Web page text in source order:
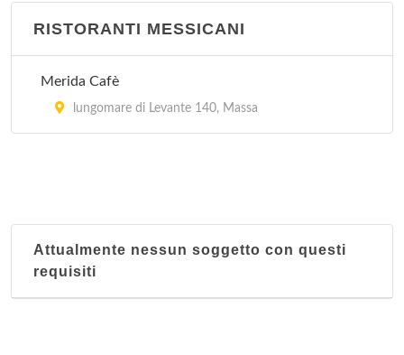
RISTORANTI MESSICANI
Merida Cafè
lungomare di Levante 140, Massa
Attualmente nessun soggetto con questi
requisiti